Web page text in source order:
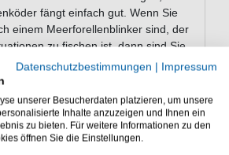
fängt einfach gut. Wenn Sie
einem Meerforellenblinker sind, der
zu fischen ist, dann sind Sie
Blinker gut beraten, denn dieser
Allround-Talent beim
ist ein sehr guter
denn dieser Blinker hat einen
Datenschutzbestimmungen | Impressum
unserer Besucherdaten platzieren, um unsere
Inhalte anzuzeigen und Ihnen ein
zu bieten. Für weitere Informationen zu den
öffnen Sie die Einstellungen.